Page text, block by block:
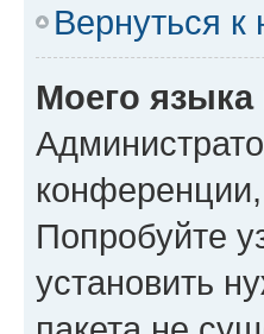
Вернуться к
Моего языка
Попробуйте
установить